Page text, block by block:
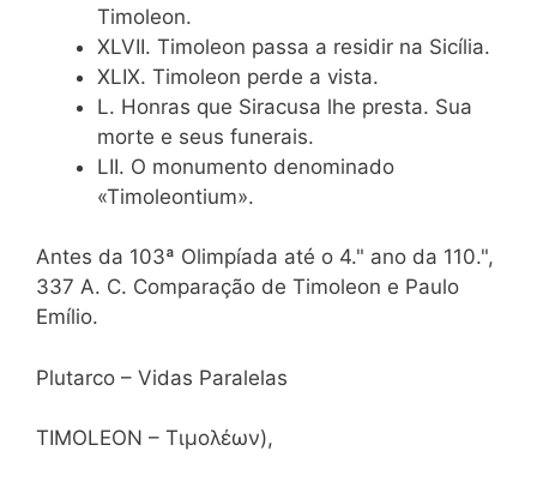
Timoleon.
XLVII. Timoleon passa a residir na Sicília.
XLIX. Timoleon perde a vista.
L. Honras que Siracusa lhe presta. Sua
morte e seus funerais.
LII. O monumento denominado
«Timoleontium».
Antes da 103ª Olimpíada até o 4." ano da 110.",
337 A. C. Comparação de Timoleon e Paulo
Emílio.
Plutarco – Vidas Paralelas
TIMOLEON – Τιμολέων),